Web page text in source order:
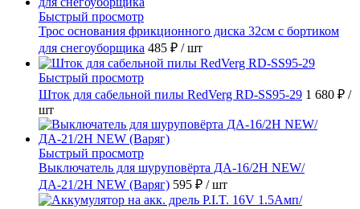
Быстрый просмотр
Трос основания фрикционного диска 32см с бортиком
для снегоуборщика 485 ₽ / шт
Быстрый просмотр
Шток для сабельной пилы RedVerg RD-SS95-29 1 680 ₽ /
шт
Быстрый просмотр
Выключатель для шуруповёрта ДА-16/2Н NEW/
ДА-21/2Н NEW (Варяг) 595 ₽ / шт